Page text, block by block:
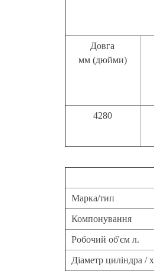
Довга
мм (дюйми)
4280
Марка/тип
Компонування
Робочий об'єм л.
Діаметр циліндра /